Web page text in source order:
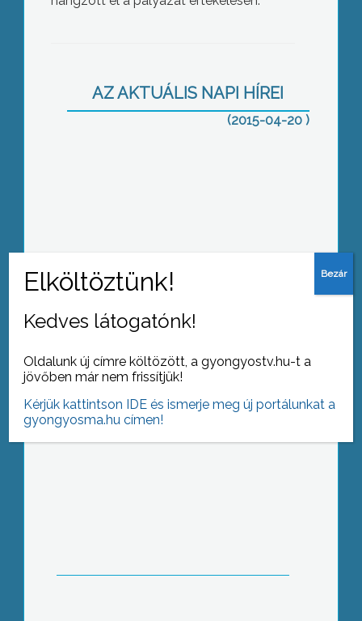
AZ AKTUÁLIS NAPI HÍREI
(2015-04-20 )
Önkéntesek takarítottak
Kedves látogatónk!
Oldalunk új címre költözött, a gyongyostv.hu-t a
jövőben már nem frissítjük!
Kérjük kattintson IDE és ismerje meg új portálunkat a
gyongyosma.hu címen!